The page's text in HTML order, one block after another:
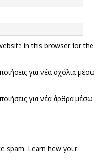
in this browser for the
για νέα σχόλια μέσω
για νέα άρθρα μέσω
spam. Learn how your